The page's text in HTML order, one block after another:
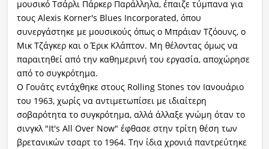
μουσικό Τσάρλι Πάρκερ Παράλληλα, έπαιζε τύμπανα για
τους Alexis Korner's Blues Incorporated, όπου
συνεργάστηκε με μουσικούς όπως ο Μπράιαν Τζόουνς, ο
Μικ Τζάγκερ και ο Έρικ Κλάπτον. Μη θέλοντας όμως να
παραιτηθεί από την καθημερινή του εργασία, αποχώρησε
από το συγκρότημα.
Ο Γουάτς εντάχθηκε στους Rolling Stones τον Ιανουάριο
του 1963, χωρίς να αντιμετωπίσει με ιδιαίτερη
σοβαρότητα το συγκρότημα, αλλά άλλαξε γνώμη όταν το
σινγκλ "It's All Over Now" έφθασε στην τρίτη θέση των
βρετανικών τσαρτ το 1964. Την ίδια χρονιά παντρεύτηκε